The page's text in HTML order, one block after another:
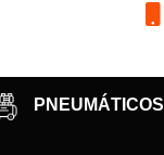
PNEUMÁTICOS